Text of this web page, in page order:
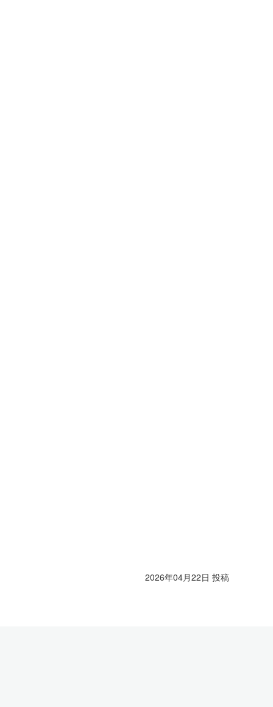
2026年04月22日 投稿